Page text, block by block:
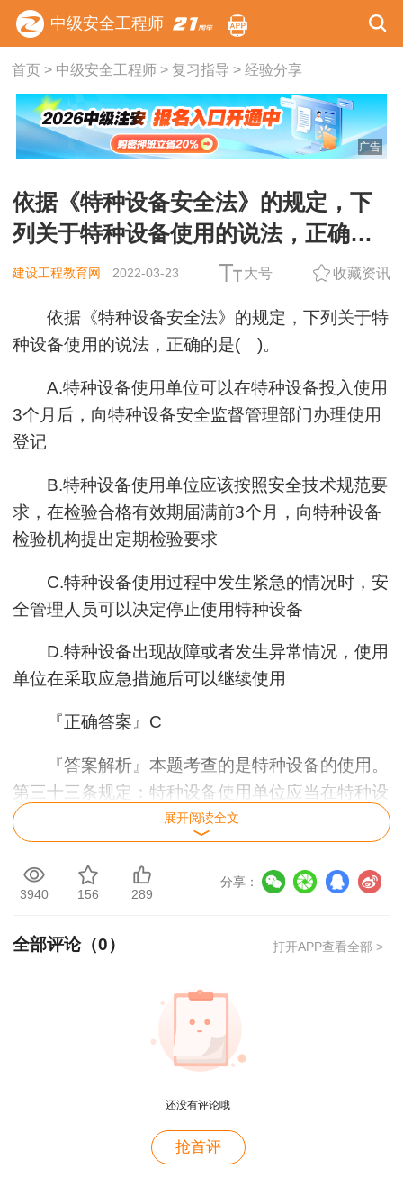
中级安全工程师
首页> 中级安全工程师> 复习指导 > 经验分享
广告
依据《特种设备安全法》的规定，下
列关于特种设备使用的说法，正确的
是( )。
建设工程教育网 2022-03-23 大号 收藏资讯
依据《特种设备安全法》的规定，下列关于特
种设备使用的说法，正确的是( )。
A.特种设备使用单位可以在特种设备投入使用
3个月后，向特种设备安全监督管理部门办理使用
登记
B.特种设备使用单位应该按照安全技术规范要
求，在检验合格有效期届满前3个月，向特种设备
检验机构提出定期检验要求
C.特种设备使用过程中发生紧急的情况时，安
全管理人员可以决定停止使用特种设备
D.特种设备出现故障或者发生异常情况，使用
单位在采取应急措施后可以继续使用
『正确答案』C
『答案解析』本题考查的是特种设备的使用。
第三十三条规定：特种设备使用单位应当在特种设
备投入使用前或者投入使用后三十日内，向(直辖
市或设区的市)负责特种设备安全监督管理的部门
办理使用登记，取得使用登记证书。登记标志应当
置于该特种设备的显著位置。
第四十条规定：特种设备使用单位应当按照安
月向特种设备检验机构提出定期检验要求。第四十
一条规定：特种设备安全管理人员应当对特种设备
使用状况进行经常性检查，发现问题应当立即处
时报告本单位有关负责人。
展开阅读全文
3940 156 289
分享：
全部评论（0） 打开APP查看全部 >
还没有评论哦
抢首评